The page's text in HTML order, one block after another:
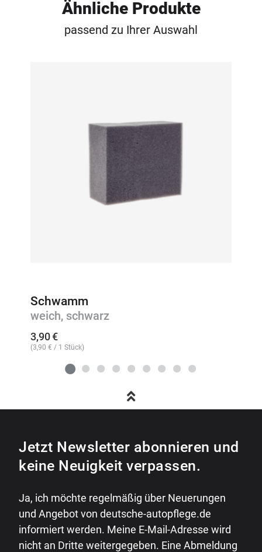
Ähnliche Produkte
passend zu Ihrer Auswahl
Schwamm
weich, schwarz
3,90€
(3,90 € / 1 Stück)
Jetzt Newsletter abonnieren und
keine Neuigkeit verpassen.
Ja, ich möchte regelmäßig über Neuerungen
und Angebot von deutsche-autopflege.de
informiert werden. Meine E-Mail-Adresse wird
nicht an Dritte weitergegeben. Eine Abmeldung